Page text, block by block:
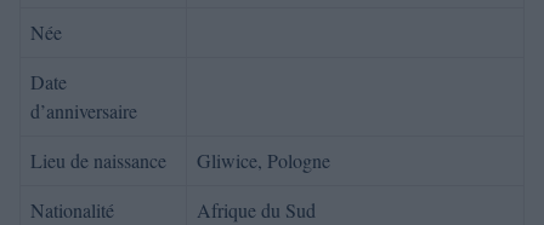
Née
Date
d’anniversaire
Lieu de naissance
Gliwice, Pologne
Nationalité
Afrique du Sud